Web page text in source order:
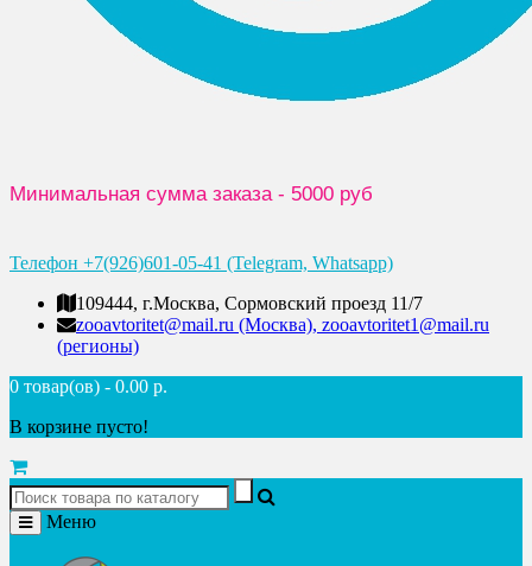
Минимальная сумма заказа - 5000 руб
Телефон +7(926)601-05-41 (Telegram, Whatsapp)
109444, г.Москва, Сормовский проезд 11/7
zooavtoritet@mail.ru (Москва), zooavtoritet1@mail.ru
(регионы)
0 товар(ов) - 0.00 р.
В корзине пусто!
Меню